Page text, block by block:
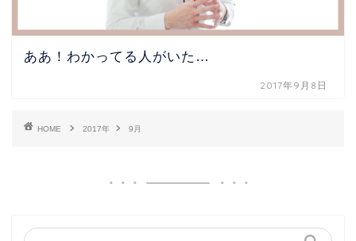
ああ！わかってる人がいた…
2017年9月8日
HOME 2017年 9月